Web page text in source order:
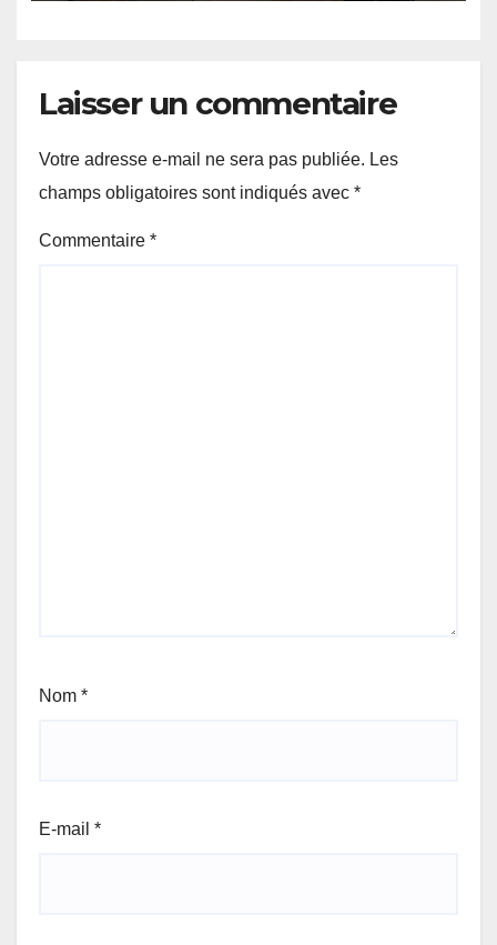
Laisser un commentaire
Votre adresse e-mail ne sera pas publiée. Les
champs obligatoires sont indiqués avec *
Commentaire *
Nom *
E-mail *